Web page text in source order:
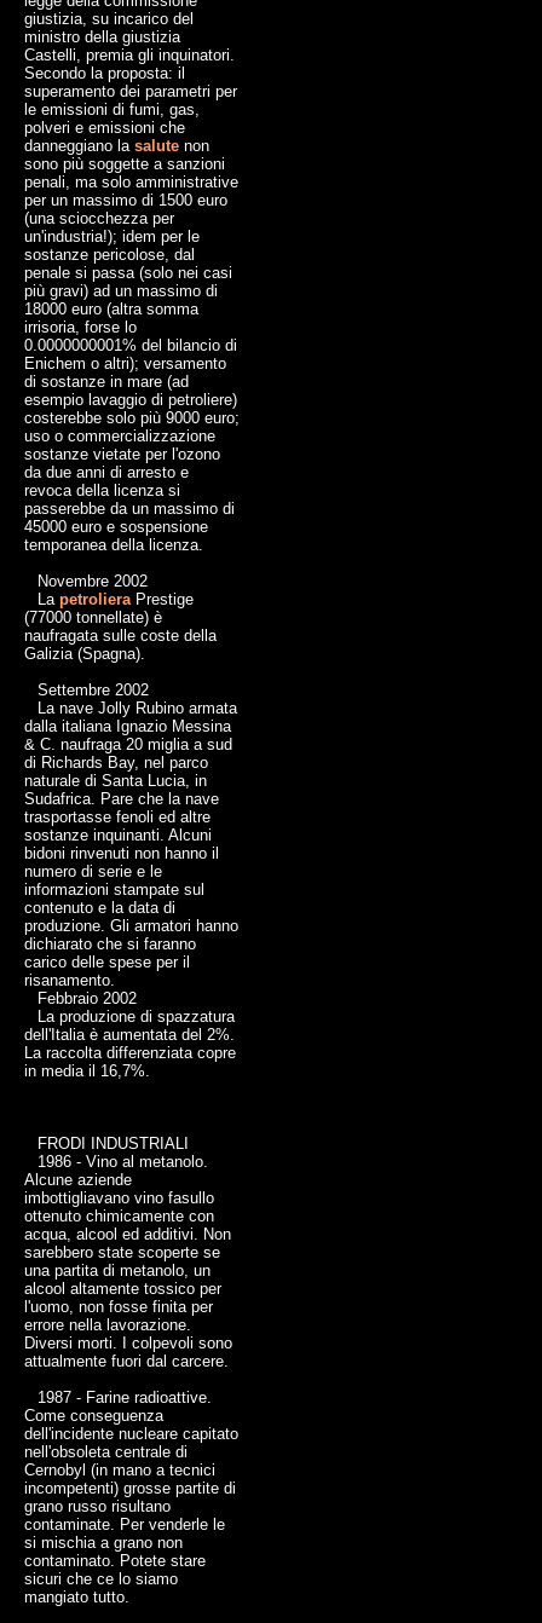
giustizia, su incarico del
ministro della giustizia
Castelli, premia gli inquinatori.
Secondo la proposta: il
superamento dei parametri per
le emissioni di fumi, gas,
polveri e emissioni che
danneggiano la salutenon
sono più soggette a sanzioni
penali, ma solo amministrative
per un massimo di 1500 euro
(una sciocchezza per
un'industria!); idem per le
sostanze pericolose, dal
penale si passa (solo nei casi
più gravi) ad un massimo di
18000 euro (altra somma
irrisoria, forse lo
0.0000000001% del bilancio di
Enichem o altri); versamento
di sostanze in mare (ad
esempio lavaggio di petroliere)
costerebbe solo più 9000 euro;
uso o commercializzazione
sostanze vietate per l'ozono
da due anni di arresto e
revoca della licenza si
passerebbe da un massimo di
45000 euro e sospensione
temporanea della licenza.
Novembre 2002
La petrolieraPrestige
(77000 tonnellate) è
naufragata sulle coste della
Galizia (Spagna).
Settembre 2002
La nave Jolly Rubino armata
dalla italiana Ignazio Messina
& C. naufraga 20 miglia a sud
di Richards Bay, nel parco
naturale di Santa Lucia, in
Sudafrica. Pare che la nave
trasportasse fenoli ed altre
sostanze inquinanti. Alcuni
bidoni rinvenuti non hanno il
numero di serie e le
informazioni stampate sul
contenuto e la data di
produzione. Gli armatori hanno
dichiarato che si faranno
carico delle spese per il
risanamento.
Febbraio 2002
La produzione di spazzatura
dell'Italia è aumentata del 2%.
La raccolta differenziata copre
in media il 16,7%.
FRODI INDUSTRIALI
1986 - Vino al metanolo.
Alcune aziende
imbottigliavano vino fasullo
ottenuto chimicamente con
acqua, alcool ed additivi. Non
sarebbero state scoperte se
una partita di metanolo, un
alcool altamente tossico per
l'uomo, non fosse finita per
errore nella lavorazione.
Diversi morti. I colpevoli sono
attualmente fuori dal carcere.
1987 - Farine radioattive.
Come conseguenza
dell'incidente nucleare capitato
nell'obsoleta centrale di
Cernobyl (in mano a tecnici
incompetenti) grosse partite di
grano russo risultano
contaminate. Per venderle le
si mischia a grano non
contaminato. Potete stare
sicuri che ce lo siamo
mangiato tutto.